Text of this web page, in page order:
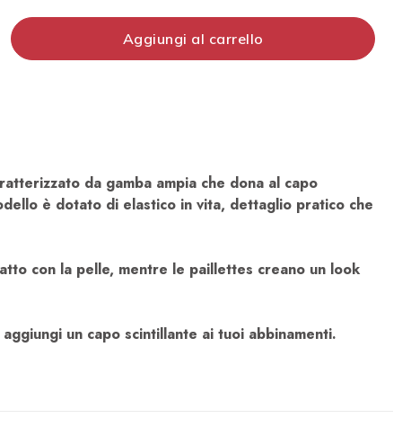
Aggiungi al carrello
da gamba ampia che dona al capo
è dotato di elastico in vita, dettaglio pratico che
con la pelle, mentre le paillettes creano un look
un capo scintillante ai tuoi abbinamenti.